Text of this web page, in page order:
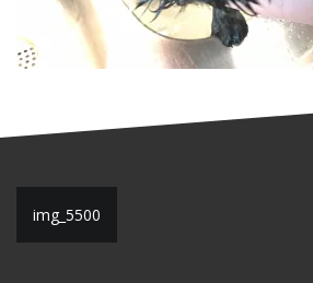
Inläggsnavigering
img_5500